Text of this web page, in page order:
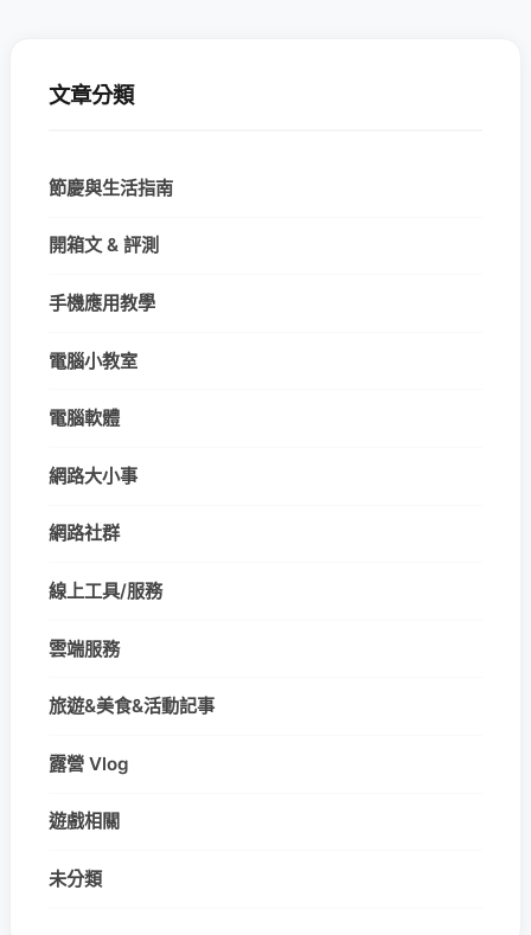
文章分類
節慶與生活指南
開箱文 & 評測
手機應用教學
電腦小教室
電腦軟體
網路大小事
網路社群
線上工具/服務
雲端服務
旅遊&美食&活動記事
露營 Vlog
遊戲相關
未分類